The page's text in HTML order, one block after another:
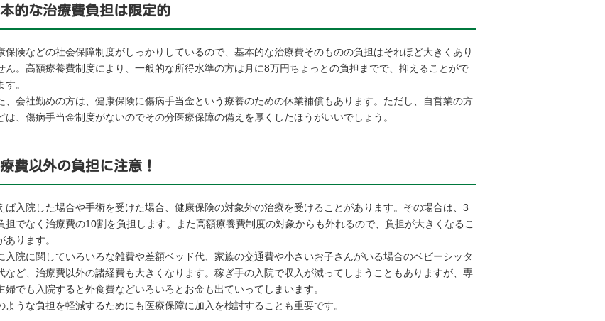
的な治療費負担は限定的
保険などの社会保障制度がしっかりしているので、基本的な治療費そのものの負担はそれほど大きくあり
ん。高額療養費制度により、一般的な所得水準の方は月に8万円ちょっとの負担までで、抑えることがで
す。
、会社勤めの方は、健康保険に傷病手当金という療養のための休業補償もあります。ただし、自営業の方
は、傷病手当金制度がないのでその分医療保障の備えを厚くしたほうがいいでしょう。
費以外の負担に注意！
ば入院した場合や手術を受けた場合、健康保険の対象外の治療を受けることがあります。その場合は、3
担でなく治療費の10割を負担します。また高額療養費制度の対象からも外れるので、負担が大きくなるこ
あります。
入院に関していろいろな雑費や差額ベッド代、家族の交通費や小さいお子さんがいる場合のベビーシッタ
など、治療費以外の諸経費も大きくなります。稼ぎ手の入院で収入が減ってしまうこともありますが、専
婦でも入院すると外食費などいろいろとお金も出ていってしまいます。
ような負担を軽減するためにも医療保障に加入を検討することも重要です。